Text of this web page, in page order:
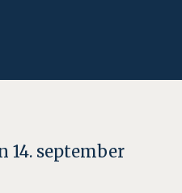
14. september